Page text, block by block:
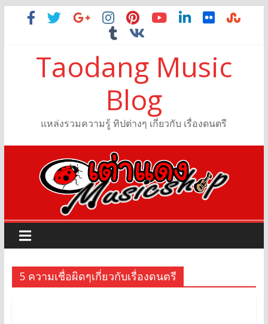
Taodang Music
Blog
แหล่งรวมความรู้ ทิปต่างๆ เกี่ยวกับ เรื่องดนตรี
5 ความเชื่อผิดๆเกี่ยวกับเรื่องดนตรี